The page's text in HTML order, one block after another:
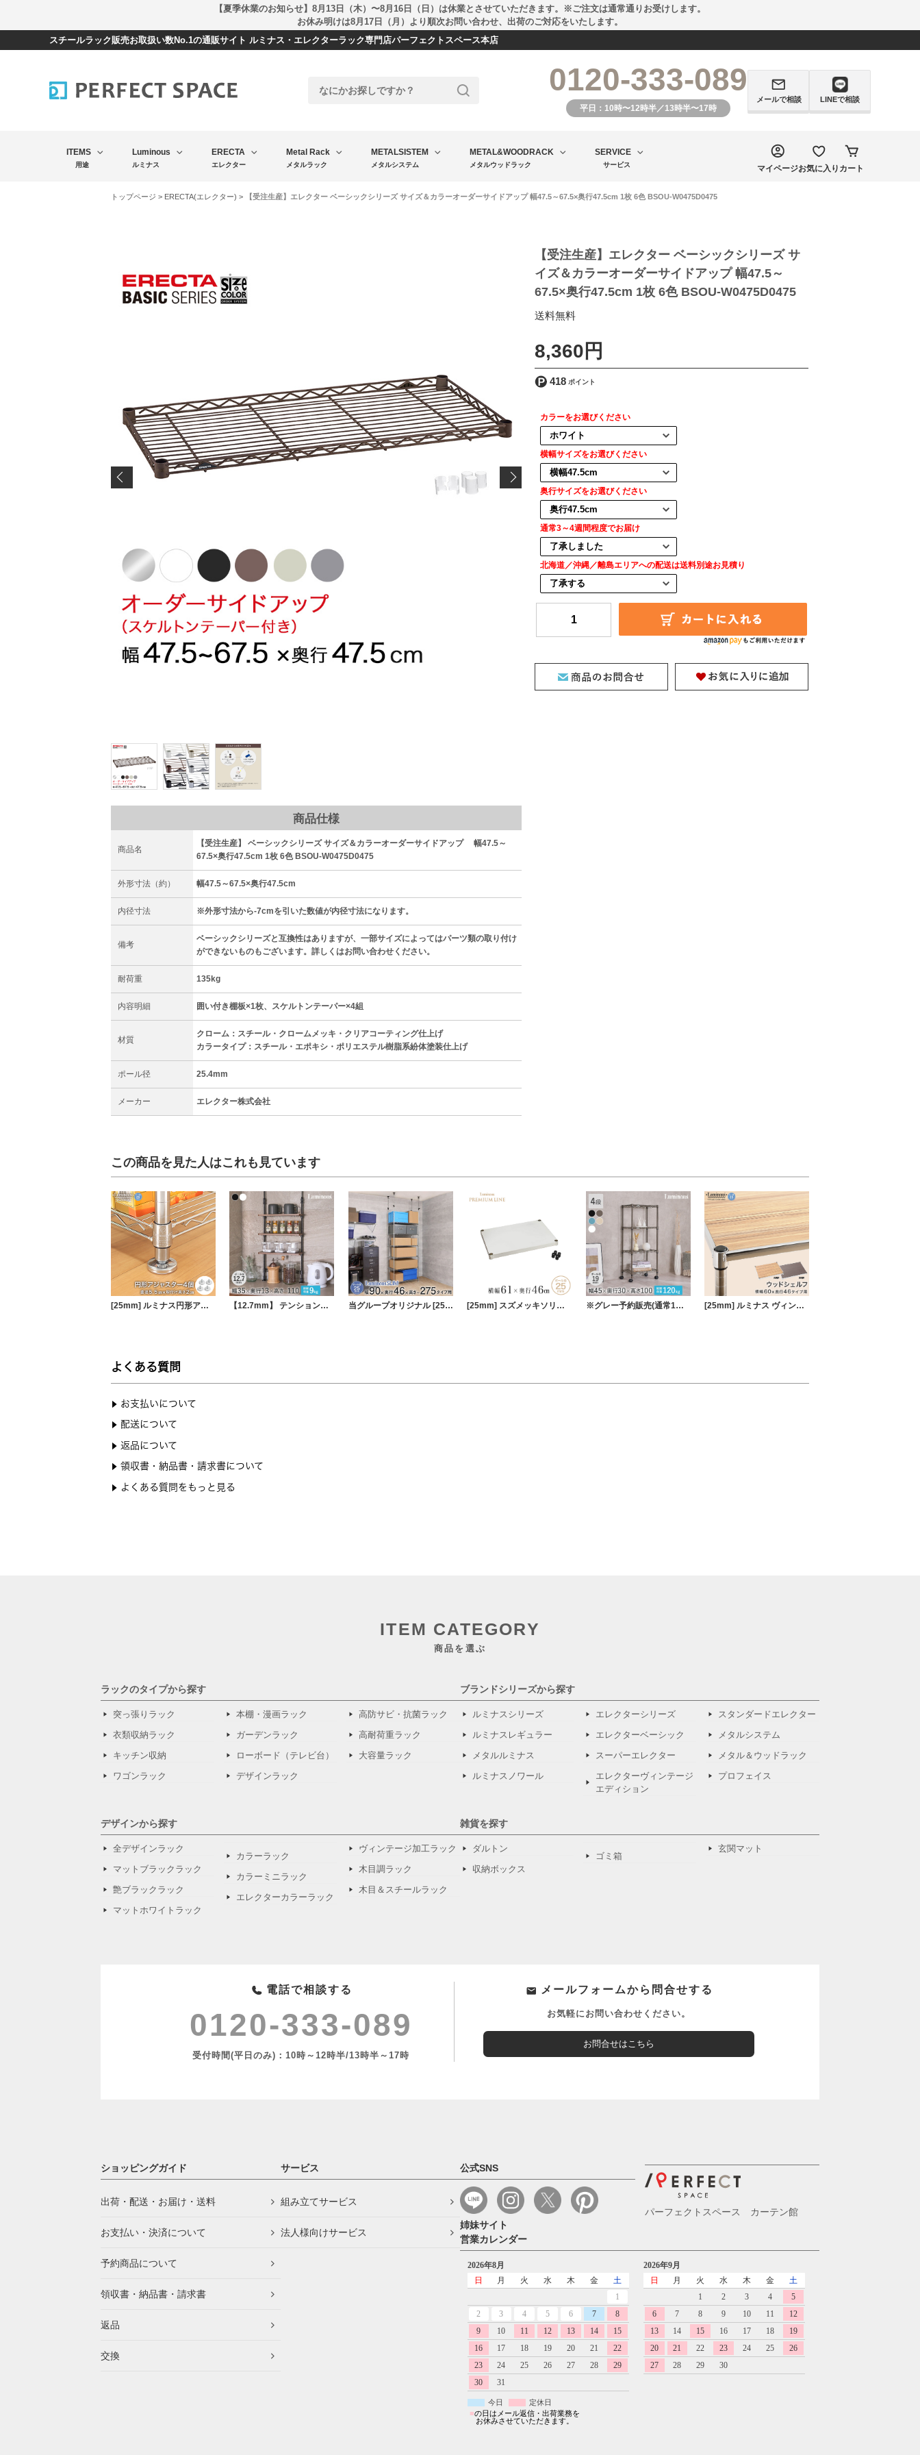
【夏季休業のお知らせ】8月13日（木）〜8月16日（日）は休業とさせていただきます。※ご注文は通常通りお受けします。
お休み明けは8月17日（月）より順次お問い合わせ、出荷のご対応をいたします。
スチールラック販売お取扱い数No.1の通販サイト ルミナス・エレクターラック専門店パーフェクトスペース本店
0120-333-089
平日：10時〜12時半／13時半〜17時
メールで相談 LINEで相談
ITEMS
用途
Luminous
ルミナス
ERECTA
エレクター
Metal Rack
メタルラック
METALSISTEM
メタルシステム
METAL&WOODRACK
メタルウッドラック
SERVICE
サービス マイページお気に入り カート
トップページ > ERECTA(エレクター) > 【受注生産】エレクター ベーシックシリーズ サイズ＆カラーオーダーサイドアップ 幅47.5～67.5×奥行47.5cm 1枚 6色 BSOU-W0475D0475
商品仕様
商品名
【受注生産】 ベーシックシリーズ サイズ＆カラーオーダーサイドアップ 幅47.5～
67.5×奥行47.5cm 1枚 6色 BSOU-W0475D0475
外形寸法（約） 幅47.5～67.5×奥行47.5cm
内径寸法 ※外形寸法から-7cmを引いた数値が内径寸法になります。
備考
ベーシックシリーズと互換性はありますが、一部サイズによってはパーツ類の取り付け
ができないものもございます。詳しくはお問い合わせください。
耐荷重 135kg
内容明細 囲い付き棚板×1枚、スケルトンテーパー×4組
材質
クローム：スチール・クロームメッキ・クリアコーティング仕上げ
カラータイプ：スチール・エポキシ・ポリエステル樹脂系紛体塗装仕上げ
ポール径 25.4mm
メーカー エレクター株式会社
【受注生産】エレクター ベーシックシリーズ サ
イズ＆カラーオーダーサイドアップ 幅47.5～
67.5×奥行47.5cm 1枚 6色 BSOU-W0475D0475
8,360円
418
[ 送料込 ]
カラーをお選びください
横幅サイズをお選びください
奥行サイズをお選びください
通常3～4週間程度でお届け
北海道／沖縄／離島エリアへの配送は送料別途お見積り
この商品を見た人はこれも見ています
[25mm] ルミナス円形アジャスター4個セット (ラック1台分) 【12.7mm】 テンションミニラック 幅36.5 cm×奥行13.5cm×高さ74～110cm 3段 当グループオリジナル [25mm] 幅90 6段 ルミナススリム 突っ張りラック [25mm] スズメッキソリッド棚 幅60 幅61×奥行46cm スリーブ付き ルミナス プレミアムライン ソリッドシェルフ スチールシェルフ ※グレー予約販売(通常1ヶ月以内出荷)※ルミナス カラーラック スチールラック キャスター付 4段 幅45 ラック [25mm] ルミナス ヴィンテージウッドシェルフ 幅60 奥行46